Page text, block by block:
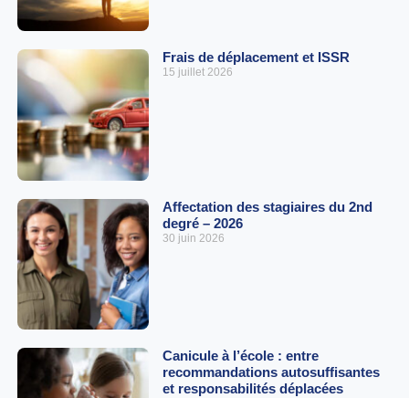
Frais de déplacement et ISSR
15 juillet 2026
Affectation des stagiaires du 2nd
degré – 2026
30 juin 2026
Canicule à l’école : entre
recommandations autosuffisantes
et responsabilités déplacées